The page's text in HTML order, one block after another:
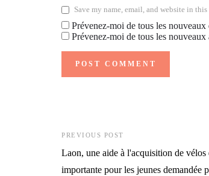
Save my name, email, and website in
Prévenez-moi de tous les
Prévenez-moi de tous les
PREVIOUS POST
Laon, une aide à l'acquisition de vélos
importante pour les jeunes demandée